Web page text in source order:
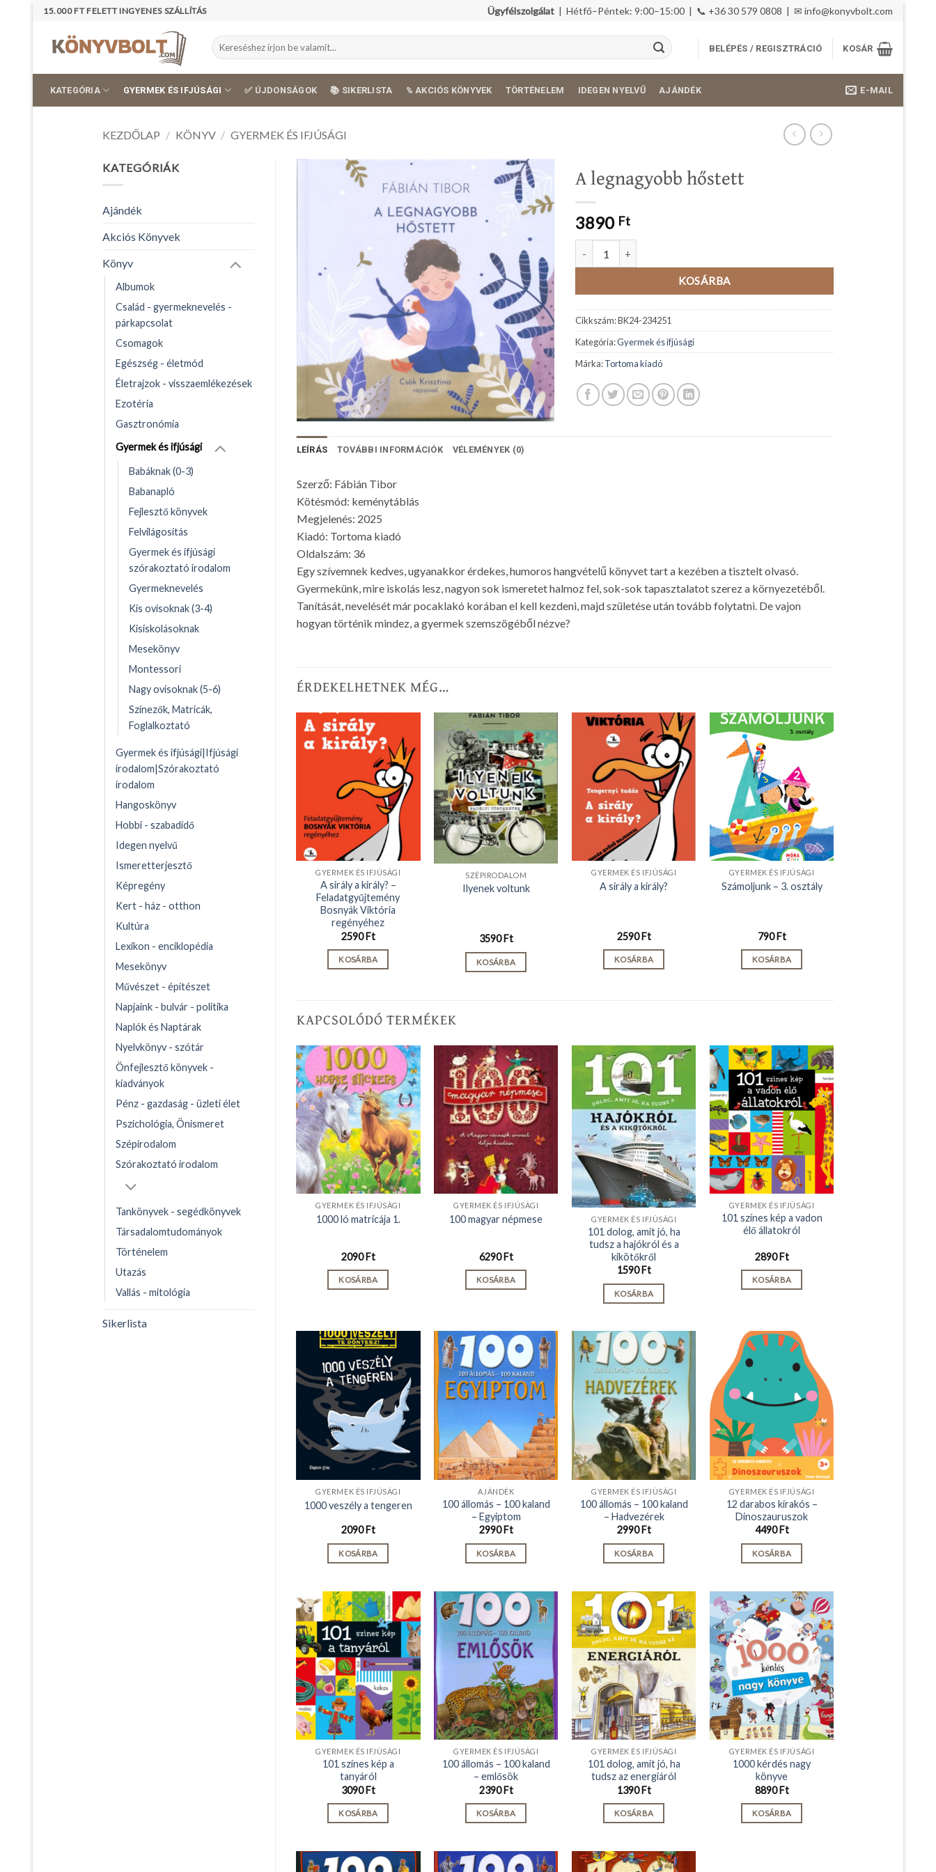
Skip
content
15.000 FT FELETT INGYENES SZÁLLÍTÁS Ügyfélszolgálat | Hétfő–Péntek: 9:00–15:00 | 📞 +36 30 579 0808 | ✉ info@konyvbolt.com
Keresés
a
BELÉPÉS / REGISZTRÁCIÓ KOSÁR
KATEGÓRIA GYERMEK ÉS IFJÚSÁGI ✅ ÚJDONSÁGOK 📚 SIKERLISTA % AKCIÓS KÖNYVEK TÖRTÉNELEM IDEGEN NYELVŰ AJÁNDÉK E-MAIL
KEZDŐLAP / KÖNYV / GYERMEK ÉS IFJÚSÁGI
KATEGÓRIÁK
Ajándék
Akciós Könyvek
Könyv
Albumok
Család - gyermeknevelés -
párkapcsolat
Csomagok
Egészség - életmód
Életrajzok - visszaemlékezések
Ezotéria
Gasztronómia
Gyermek és ifjúsági
Babáknak (0-3)
Babanapló
Fejlesztő könyvek
Felvilágosítás
Gyermek és ifjúsági
szórakoztató irodalom
Gyermeknevelés
Kis ovisoknak (3-4)
Kisiskolásoknak
Mesekönyv
Montessori
Nagy ovisoknak (5-6)
Színezők, Matricák,
Foglalkoztató
Gyermek és ifjúsági|Ifjúsági
irodalom|Szórakoztató
irodalom
Hangoskönyv
Hobbi - szabadidő
Idegen nyelvű
Ismeretterjesztő
Képregény
Kert - ház - otthon
Kultúra
Lexikon - enciklopédia
Mesekönyv
Művészet - építészet
Napjaink - bulvár - politika
Naplók és Naptárak
Nyelvkönyv - szótár
Önfejlesztő könyvek -
kiadványok
Pénz - gazdaság - üzleti élet
Pszichológia, Önismeret
Szépirodalom
Szórakoztató irodalom
Tankönyvek - segédkönyvek
Társadalomtudományok
Történelem
Utazás
Vallás - mitológia
Sikerlista
A legnagyobb hőstett
3890 Ft
KOSÁRBA
Cikkszám:BK24-234251
Kategória:Gyermek és ifjúsági
Márka:Tortoma kiadó
LEÍRÁS TOVÁBBI INFORMÁCIÓK VÉLEMÉNYEK (0)
Szerző: Fábián Tibor
Kötésmód: keménytáblás
Megjelenés: 2025
Kiadó: Tortoma kiadó
Oldalszám: 36
Egy szívemnek kedves, ugyanakkor érdekes, humoros hangvételű könyvet tart a kezében a tisztelt olvasó.
Gyermekünk, mire iskolás lesz, nagyon sok ismeretet halmoz fel, sok-sok tapasztalatot szerez a környezetéből.
Tanítását, nevelését már pocaklakó korában el kell kezdeni, majd születése után tovább folytatni. De vajon
hogyan történik mindez, a gyermek szemszögéből nézve?
ÉRDEKELHETNEK MÉG…
GYERMEK ÉS IFJÚSÁGI
A sirály a király? –
Feladatgyűjtemény
Bosnyák Viktória
regényéhez
2590Ft
KOSÁRBA
SZÉPIRODALOM
Ilyenek voltunk
3590Ft
KOSÁRBA
GYERMEK ÉS IFJÚSÁGI
A sirály a király?
2590Ft
KOSÁRBA
GYERMEK ÉS IFJÚSÁGI
Számoljunk – 3. osztály
790Ft
KOSÁRBA
KAPCSOLÓDÓ TERMÉKEK
GYERMEK ÉS IFJÚSÁGI
1000 ló matricája 1.
2090Ft
KOSÁRBA
GYERMEK ÉS IFJÚSÁGI
100 magyar népmese
6290Ft
KOSÁRBA
GYERMEK ÉS IFJÚSÁGI
101 dolog, amit jó, ha
tudsz a hajókról és a
kikötőkről
1590Ft
KOSÁRBA
GYERMEK ÉS IFJÚSÁGI
101 színes kép a vadon
élő állatokról
2890Ft
KOSÁRBA
GYERMEK ÉS IFJÚSÁGI
1000 veszély a tengeren
2090Ft
KOSÁRBA
AJÁNDÉK
100 állomás – 100 kaland
– Egyiptom
2990Ft
KOSÁRBA
GYERMEK ÉS IFJÚSÁGI
100 állomás – 100 kaland
– Hadvezérek
2990Ft
KOSÁRBA
GYERMEK ÉS IFJÚSÁGI
12 darabos kirakós –
Dinoszauruszok
4490Ft
KOSÁRBA
GYERMEK ÉS IFJÚSÁGI
101 színes kép a
tanyáról
3090Ft
KOSÁRBA
GYERMEK ÉS IFJÚSÁGI
100 állomás – 100 kaland
– emlősök
2390Ft
KOSÁRBA
GYERMEK ÉS IFJÚSÁGI
101 dolog, amit jó, ha
tudsz az energiáról
1390Ft
KOSÁRBA
GYERMEK ÉS IFJÚSÁGI
1000 kérdés nagy
könyve
8890Ft
KOSÁRBA